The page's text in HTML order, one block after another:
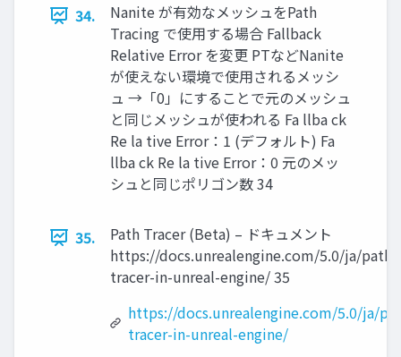
34.
Nanite が有効なメッシュをPath
Tracing で使用する場合 Fallback
Relative Error を変更 PTなどNanite
が使えない環境で使用されるメッシ
ュ →「0」にすることで元のメッシュ
と同じメッシュが使われる Fa llba ck
Re la tive Error：1 (デフォルト) Fa
llba ck Re la tive Error：0 元のメッ
シュと同じポリゴン数 34
35.
Path Tracer (Beta) – ドキュメント
https://docs.unrealengine.com/5.0/ja/path-
tracer-in-unreal-engine/ 35
https://docs.unrealengine.com/5.0/ja/
tracer-in-unreal-engine/